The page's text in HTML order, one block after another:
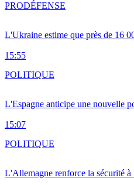
L'Ukraine estime que près de 16
15:55
PRODÉFENSE
L'Espagne anticipe une nouvelle
15:07
POLITIQUE
L'Allemagne renforce la sécurité à
POLITIQUE